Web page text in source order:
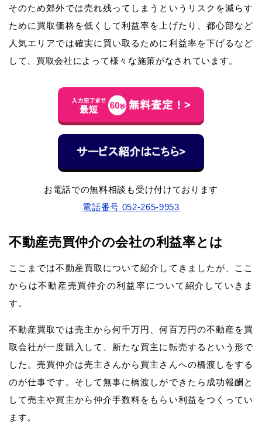
そのため郊外では売れ残ってしまうというリスクを減らす
ために買取価格を低くして利益率を上げたり、都心部など
人気エリアでは確実に買い取るために利益率を下げるなど
して、買取会社によって様々な施策がなされています。
お電話での無料相談も受け付けております
電話番号 052-265-9953
不動産売買仲介の会社の利益率とは
ここまでは不動産買取について紹介してきましたが、ここ
からは不動産売買仲介の利益率について紹介していきま
す。
不動産買取では売主から何千万円、何百万円の不動産を買
取会社が一度購入して、新たな買主に転売するという形で
した。売買仲介は売主さんから買主さんへの橋渡しをする
のが仕事です。そして無事に橋渡しができたら成功報酬と
して売主や買主から仲介手数料をもらい利益をつくってい
ます。